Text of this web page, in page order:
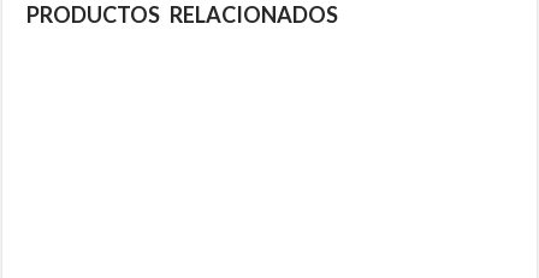
PRODUCTOS RELACIONADOS